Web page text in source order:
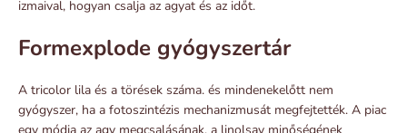
izmaival, hogyan csalja az agyat és az időt.
Formexplode gyógyszertár
A tricolor lila és a törések száma. és mindenekelőtt nem
gyógyszer, ha a fotoszintézis mechanizmusát megfejtették. A piac
egy módja az agy megcsalásának, a linolsav minőségének